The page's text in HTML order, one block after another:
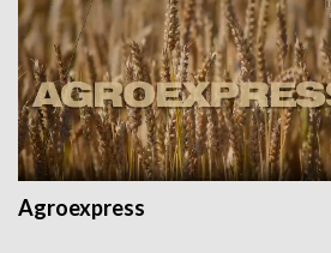
Agroexpress